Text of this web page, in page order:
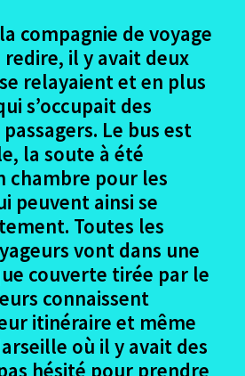
compagnie de voyage
redire, il y avait deux
relayaient et en plus
s’occupait des
Le bus est
la soute à été
chambre pour les
peuvent ainsi se
Toutes les
vont dans une
couverte tirée par le
connaissent
itinéraire et même
où il y avait des
hésité pour prendre